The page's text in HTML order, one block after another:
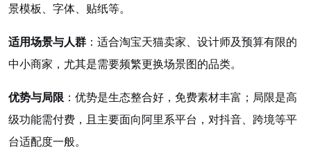
景模板、字体、贴纸等。
适用场景与人群 ：适合淘宝天猫卖家、设计师及预算有限的
中小商家，尤其是需要频繁更换场景图的品类。
优势与局限 ：优势是生态整合好，免费素材丰富；局限是高
级功能需付费，且主要面向阿里系平台，对抖音、跨境等平
台适配度一般。